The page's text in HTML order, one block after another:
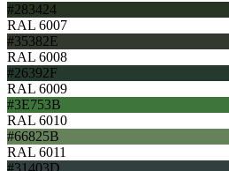
#283424
RAL 6007
#35382E
RAL 6008
#26392F
RAL 6009
#3E753B
RAL 6010
#66825B
RAL 6011
#31403D